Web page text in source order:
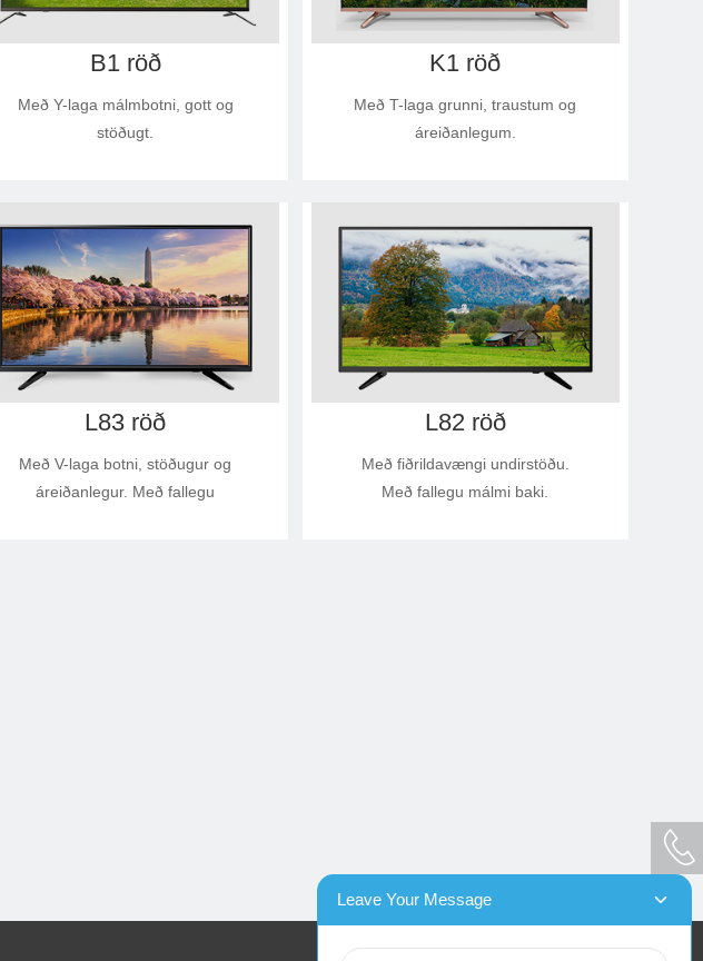
B1 röð
Með Y-laga málmbotni, gott og
stöðugt.
K1 röð
Með T-laga grunni, traustum og
áreiðanlegum.
L83 röð
Með V-laga botni, stöðugur og
áreiðanlegur. Með fallegu
L82 röð
Með fiðrildavængi undirstöðu.
Með fallegu málmi baki.